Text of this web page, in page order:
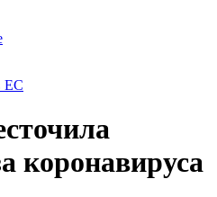
ЕС
коронавируса